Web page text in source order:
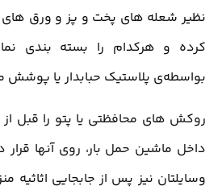
نظیر شعله های پخت و پز و ورق های
کرده و هرکدام را بسته بندی
بواسطه‌ی پلاستیک حبابدار یا پوشش
روکش های محافظتی یا پتو را قبل از
داخل ماشین حمل بار، روی آنها قرار
وسایلتان نیز پس از جابجایی اثاثیه